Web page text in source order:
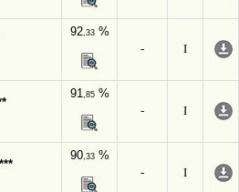
92,33%
-
I
91,85%
-
I
90,33%
-
I